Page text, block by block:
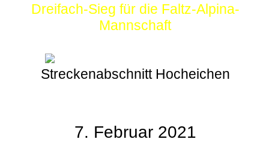
Dreifach-Sieg für die Faltz-Alpina-
Mannschaft
Streckenabschnitt Hocheichen
7. Februar 2021